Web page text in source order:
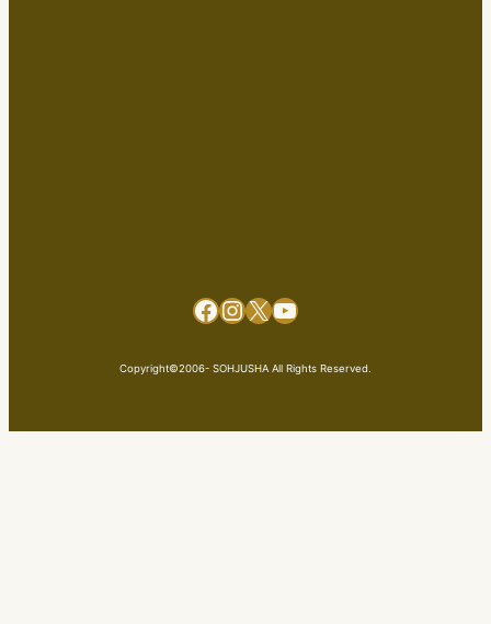
Facebook
Instagram
X YouTube
Copyright©2006- SOHJUSHA All Rights Reserved.